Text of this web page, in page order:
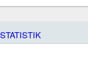
STATISTIK